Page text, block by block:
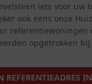
iets voor uw
ook eens onze
referentiewoningen
opgetrokken
REFERENTIEADRES